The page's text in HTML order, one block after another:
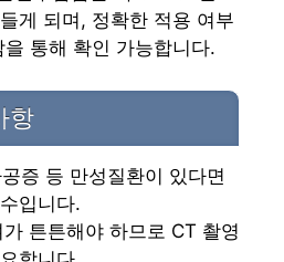
게 되며, 정확한 적용 여부
통해 확인 가능합니다.
항
증 등 만성질환이 있다면
입니다.
튼튼해야 하므로 CT 촬영